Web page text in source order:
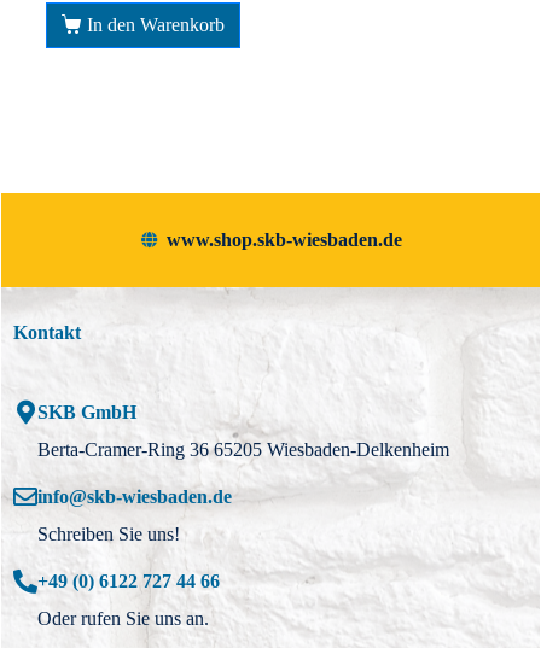
In den Warenkorb
www.shop.skb-wiesbaden.de
Kontakt
SKB GmbH
Berta-Cramer-Ring 36 65205 Wiesbaden-Delkenheim
info@skb-wiesbaden.de
Schreiben Sie uns!
+49 (0) 6122 727 44 66
Oder rufen Sie uns an.